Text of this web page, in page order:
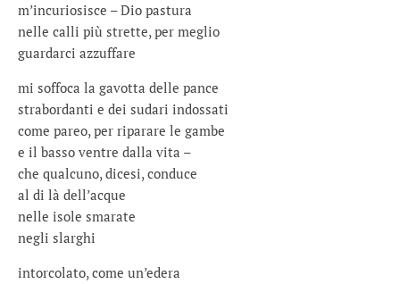
m’incuriosisce – Dio pastura
nelle calli più strette, per meglio
guardarci azzuffare
mi soffoca la gavotta delle pance
strabordanti e dei sudari indossati
come pareo, per riparare le gambe
e il basso ventre dalla vita –
che qualcuno, dicesi, conduce
al di là dell’acque
nelle isole smarate
negli slarghi
intorcolato, come un’edera